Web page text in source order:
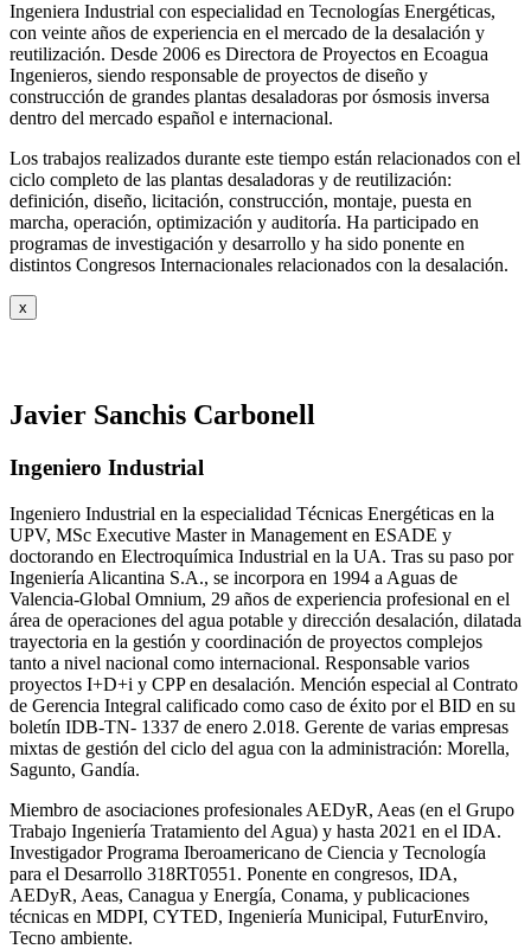
Ingeniera Industrial con especialidad en Tecnologías Energéticas,
con veinte años de experiencia en el mercado de la desalación y
reutilización. Desde 2006 es Directora de Proyectos en Ecoagua
Ingenieros, siendo responsable de proyectos de diseño y
construcción de grandes plantas desaladoras por ósmosis inversa
dentro del mercado español e internacional.
Los trabajos realizados durante este tiempo están relacionados con el
ciclo completo de las plantas desaladoras y de reutilización:
definición, diseño, licitación, construcción, montaje, puesta en
marcha, operación, optimización y auditoría. Ha participado en
programas de investigación y desarrollo y ha sido ponente en
distintos Congresos Internacionales relacionados con la desalación.
x
Javier Sanchis Carbonell
Ingeniero Industrial
Ingeniero Industrial en la especialidad Técnicas Energéticas en la
UPV, MSc Executive Master in Management en ESADE y
doctorando en Electroquímica Industrial en la UA. Tras su paso por
Ingeniería Alicantina S.A., se incorpora en 1994 a Aguas de
Valencia-Global Omnium, 29 años de experiencia profesional en el
área de operaciones del agua potable y dirección desalación, dilatada
trayectoria en la gestión y coordinación de proyectos complejos
tanto a nivel nacional como internacional. Responsable varios
proyectos I+D+i y CPP en desalación. Mención especial al Contrato
de Gerencia Integral calificado como caso de éxito por el BID en su
boletín IDB-TN- 1337 de enero 2.018. Gerente de varias empresas
mixtas de gestión del ciclo del agua con la administración: Morella,
Sagunto, Gandía.
Miembro de asociaciones profesionales AEDyR, Aeas (en el Grupo
Trabajo Ingeniería Tratamiento del Agua) y hasta 2021 en el IDA.
Investigador Programa Iberoamericano de Ciencia y Tecnología
para el Desarrollo 318RT0551. Ponente en congresos, IDA,
AEDyR, Aeas, Canagua y Energía, Conama, y publicaciones
técnicas en MDPI, CYTED, Ingeniería Municipal, FuturEnviro,
Tecno ambiente.